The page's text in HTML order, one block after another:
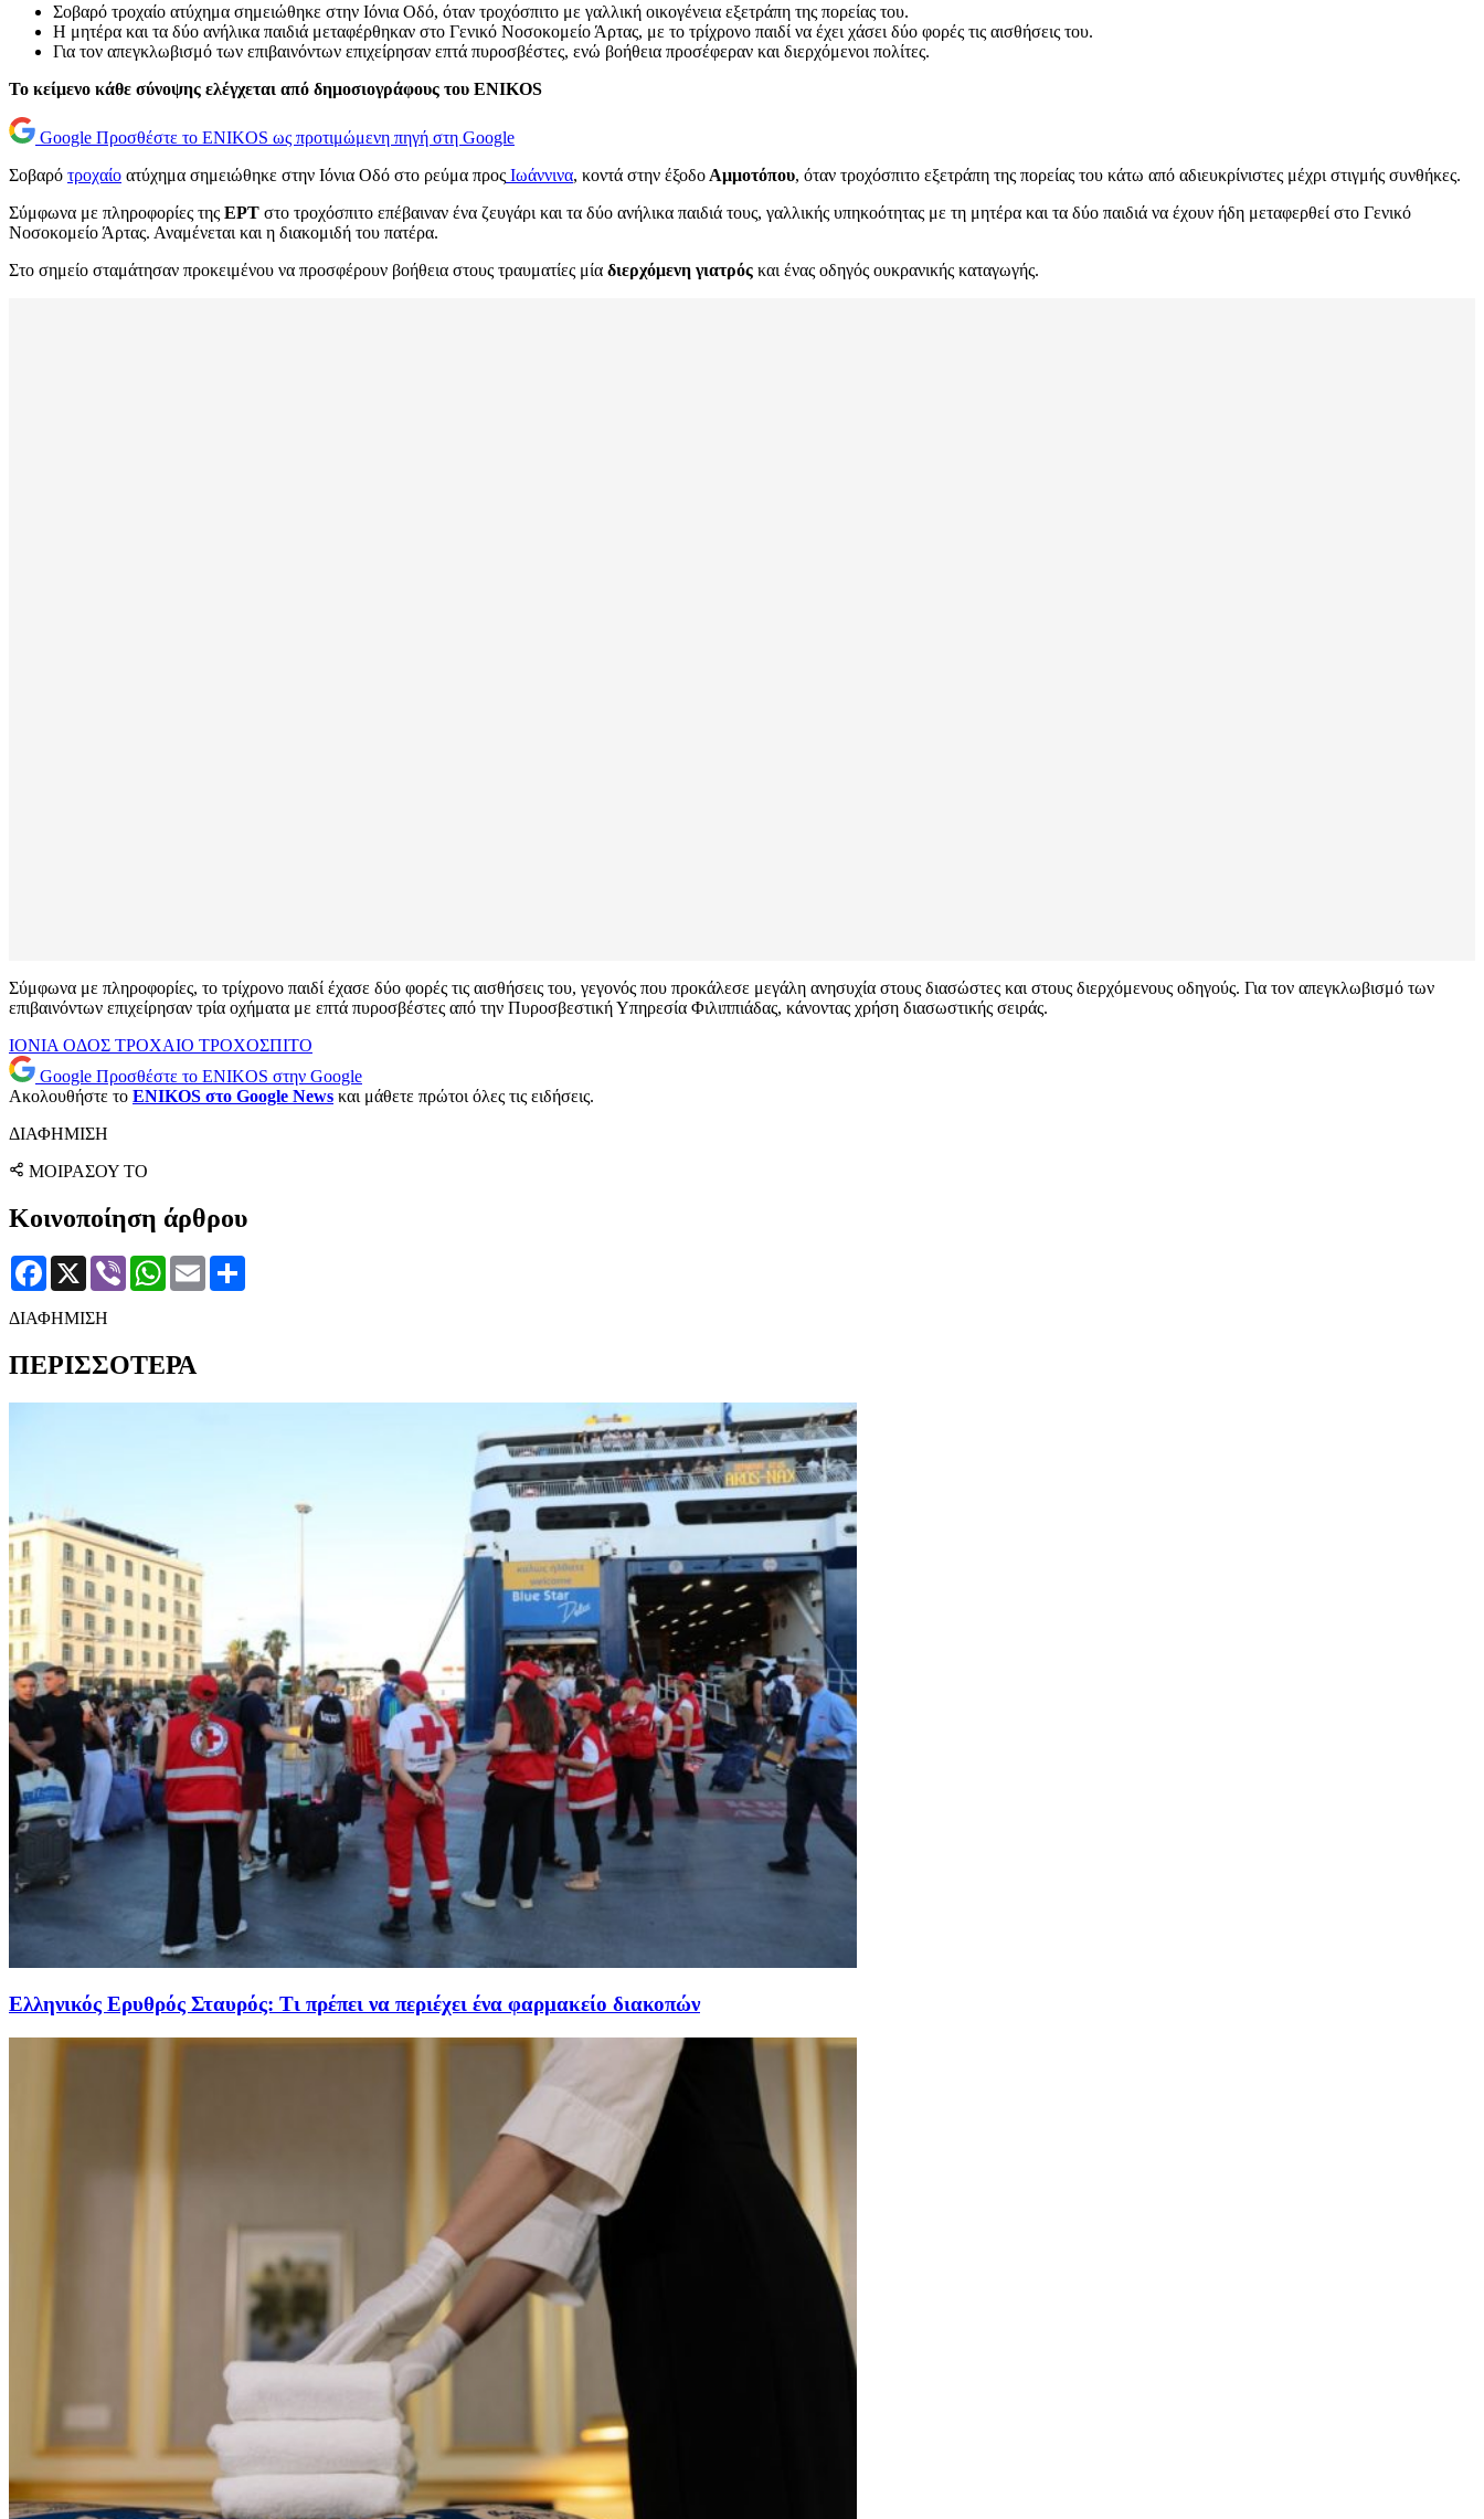
Σοβαρό τροχαίο ατύχημα σημειώθηκε στην Ιόνια Οδό, όταν τροχόσπιτο με γαλλική οικογένεια εξετράπη της πορείας του.
Η μητέρα και τα δύο ανήλικα παιδιά μεταφέρθηκαν στο Γενικό Νοσοκομείο Άρτας, με το τρίχρονο παιδί να έχει χάσει δύο φορές τις αισθήσεις του.
Για τον απεγκλωβισμό των επιβαινόντων επιχείρησαν επτά πυροσβέστες, ενώ βοήθεια προσέφεραν και διερχόμενοι πολίτες.
Το κείμενο κάθε σύνοψης ελέγχεται από δημοσιογράφους του ENIKOS
Google Προσθέστε το ENIKOS ως προτιμώμενη πηγή στη Google
Σοβαρό τροχαίο ατύχημα σημειώθηκε στην Ιόνια Οδό στο ρεύμα προς Ιωάννινα, κοντά στην έξοδο Αμμοτόπου, όταν τροχόσπιτο εξετράπη της πορείας του κάτω από αδιευκρίνιστες μέχρι στιγμής συνθήκες.
Σύμφωνα με πληροφορίες της ΕΡΤ στο τροχόσπιτο επέβαιναν ένα ζευγάρι και τα δύο ανήλικα παιδιά τους, γαλλικής υπηκοότητας με τη μητέρα και τα δύο παιδιά να έχουν ήδη μεταφερθεί στο Γενικό
Νοσοκομείο Άρτας. Αναμένεται και η διακομιδή του πατέρα.
Στο σημείο σταμάτησαν προκειμένου να προσφέρουν βοήθεια στους τραυματίες μία διερχόμενη γιατρός και ένας οδηγός ουκρανικής καταγωγής.
Σύμφωνα με πληροφορίες, το τρίχρονο παιδί έχασε δύο φορές τις αισθήσεις του, γεγονός που προκάλεσε μεγάλη ανησυχία στους διασώστες και στους διερχόμενους οδηγούς. Για τον απεγκλωβισμό των
επιβαινόντων επιχείρησαν τρία οχήματα με επτά πυροσβέστες από την Πυροσβεστική Υπηρεσία Φιλιππιάδας, κάνοντας χρήση διασωστικής σειράς.
ΙΟΝΙΑ ΟΔΟΣ ΤΡΟΧΑΙΟ ΤΡΟΧΟΣΠΙΤΟ
Google Προσθέστε το ENIKOS στην Google
Ακολουθήστε το ENIKOS στο Google News και μάθετε πρώτοι όλες τις ειδήσεις.
ΔΙΑΦΗΜΙΣΗ
ΜΟΙΡΑΣΟΥ ΤΟ
Κοινοποίηση άρθρου
Facebook
X Viber WhatsApp
Email
ΔΙΑΦΗΜΙΣΗ
ΠΕΡΙΣΣΟΤΕΡΑ
Ελληνικός Ερυθρός Σταυρός: Τι πρέπει να περιέχει ένα φαρμακείο διακοπών